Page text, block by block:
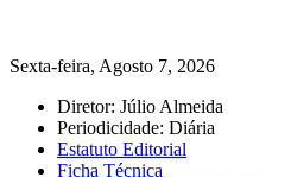
Sexta-feira, Agosto 7, 2026
Diretor: Júlio Almeida
Periodicidade: Diária
Estatuto Editorial
Ficha Técnica